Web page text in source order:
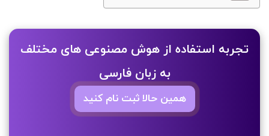
تجربه استفاده از هوش مصنوعی های مختلف
به زبان فارسی
همین حالا ثبت نام کنید